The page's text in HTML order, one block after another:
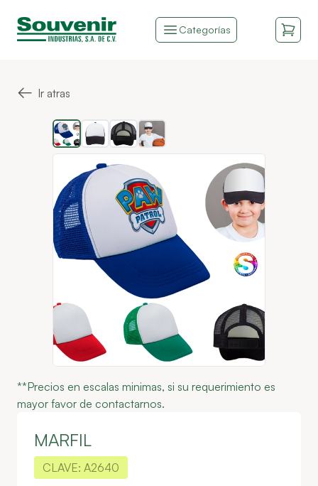
Categorías
← Ir atras
**Precios en escalas minimas, si su requerimiento es
mayor favor de contactarnos.
MARFIL
CLAVE: A2640